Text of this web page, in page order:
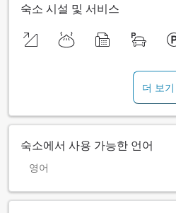
숙소 시설 및 서비스
더 보기
숙소에서 사용 가능한 언어
영어